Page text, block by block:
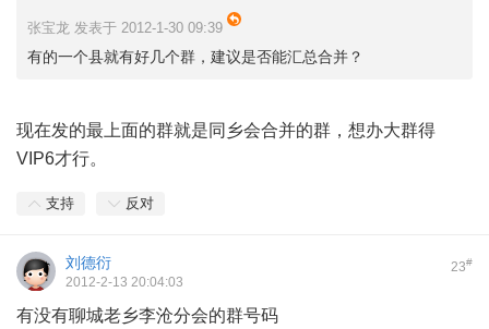
张宝龙 发表于 2012-1-30 09:39
有的一个县就有好几个群，建议是否能汇总合并？
现在发的最上面的群就是同乡会合并的群，想办大群得
VIP6才行。
支持 反对
23#
刘德衍
2012-2-13 20:04:03
有没有聊城老乡李沧分会的群号码